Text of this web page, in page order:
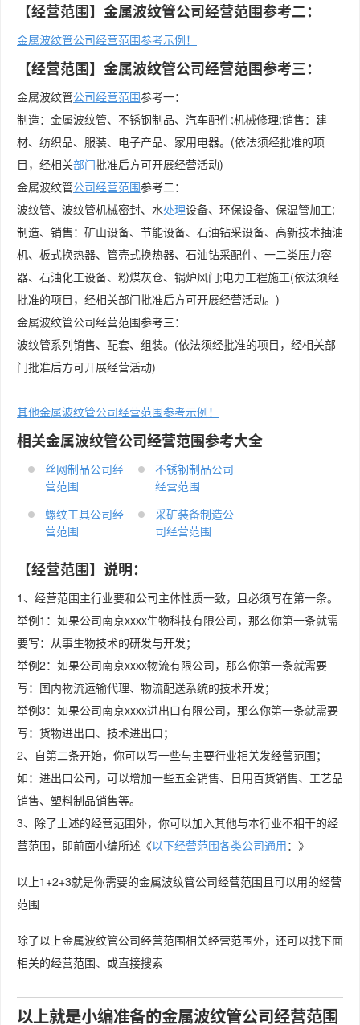
【经营范围】金属波纹管公司经营范围参考二：
金属波纹管公司经营范围参考示例！
【经营范围】金属波纹管公司经营范围参考三：
金属波纹管公司经营范围参考一：
制造：金属波纹管、不锈钢制品、汽车配件;机械修理;销售：建
材、纺织品、服装、电子产品、家用电器。(依法须经批准的项
目，经相关部门批准后方可开展经营活动)
金属波纹管公司经营范围参考二：
波纹管、波纹管机械密封、水处理设备、环保设备、保温管加工;
制造、销售：矿山设备、节能设备、石油钻采设备、高新技术抽油
机、板式换热器、管壳式换热器、石油钻采配件、一二类压力容
器、石油化工设备、粉煤灰仓、锅炉风门;电力工程施工(依法须经
批准的项目，经相关部门批准后方可开展经营活动。)
金属波纹管公司经营范围参考三：
波纹管系列销售、配套、组装。(依法须经批准的项目，经相关部
门批准后方可开展经营活动)
其他金属波纹管公司经营范围参考示例！
相关金属波纹管公司经营范围参考大全
丝网制品公司经
营范围
不锈钢制品公司
经营范围
螺纹工具公司经
营范围
采矿装备制造公
司经营范围
【经营范围】说明：
1、经营范围主行业要和公司主体性质一致，且必须写在第一条。
举例1：如果公司南京xxxx生物科技有限公司，那么你第一条就需
要写：从事生物技术的研发与开发；
举例2：如果公司南京xxxx物流有限公司，那么你第一条就需要
写：国内物流运输代理、物流配送系统的技术开发；
举例3：如果公司南京xxxx进出口有限公司，那么你第一条就需要
写：货物进出口、技术进出口；
2、自第二条开始，你可以写一些与主要行业相关发经营范围；
如：进出口公司，可以增加一些五金销售、日用百货销售、工艺品
销售、塑料制品销售等。
3、除了上述的经营范围外，你可以加入其他与本行业不相干的经
营范围，即前面小编所述《以下经营范围各类公司通用：》
以上1+2+3就是你需要的金属波纹管公司经营范围且可以用的经营
范围
除了以上金属波纹管公司经营范围相关经营范围外，还可以找下面
相关的经营范围、或直接搜索
以上就是小编准备的金属波纹管公司经营范围